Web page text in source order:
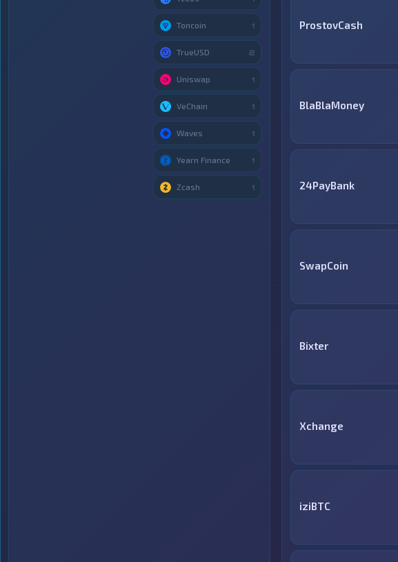
ProstovCash
BlaBlaMoney
24PayBank
SwapCoin
Bixter
Xchange
iziBTC
Toncoin 1
TrueUSD 2
Uniswap 1
VeChain 1
Waves 1
Yearn Finance 1
Zcash 1